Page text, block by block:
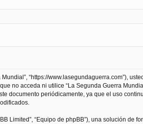
“https://www.lasegundaguerra.com”),
no acceda ni utilice “La Segunda Guerra
periódicamente, ya que el uso
Limited”, “Equipo de phpBB”), una solución de